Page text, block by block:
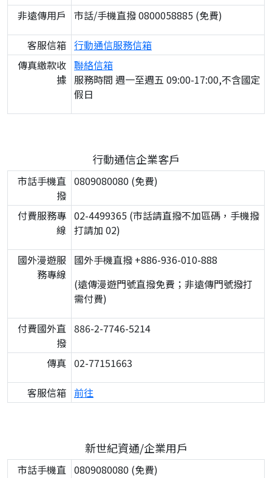
非遠傳用戶 市話/手機直撥 0800058885 (免費)
客服信箱 行動通信服務信箱
傳真繳款收
據
聯絡信箱
服務時間 週一至週五 09:00-17:00,不含國定
假日
行動通信企業客戶
市話手機直
撥
0809080080 (免費)
付費服務專
線
02-4499365 (市話請直撥不加區碼，手機撥
打請加 02)
國外漫遊服
務專線
國外手機直撥 +886-936-010-888
(遠傳漫遊門號直撥免費；非遠傳門號撥打
需付費)
付費國外直
撥
886-2-7746-5214
傳真 02-77151663
客服信箱 前往
新世紀資通/企業用戶
市話手機直 0809080080 (免費)